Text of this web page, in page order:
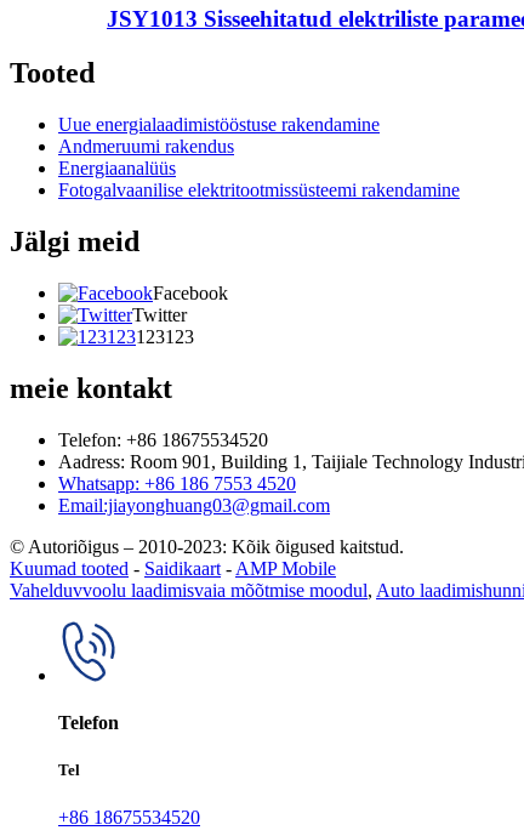
JSY1013 Sisseehitatud elektriliste
Tooted
Uue energialaadimistööstuse rakendamine
Andmeruumi rakendus
Energiaanalüüs
Fotogalvaanilise elektritootmissüsteemi rakendamine
Jälgi meid
Facebook
Twitter
123123
meie kontakt
Telefon: +86 18675534520
Aadress: Room 901, Building 1, Taijiale Technology
Whatsapp: +86 186 7553 4520
Email:jiayonghuang03@gmail.com
© Autoriõigus – 2010-2023: Kõik õigused kaitstud.
Kuumad tooted - Saidikaart - AMP Mobile
Vahelduvvoolu laadimisvaia mõõtmise moodul, Auto
Telefon
Tel
+86 18675534520